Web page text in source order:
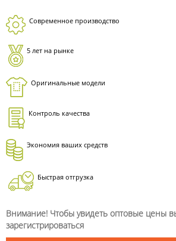
Современное производство
5 лет на рынке
Оригинальные модели
Контроль качества
Экономия ваших средств
Быстрая отгрузка
Внимание! Чтобы увидеть оптовые цены
зарегистрироваться